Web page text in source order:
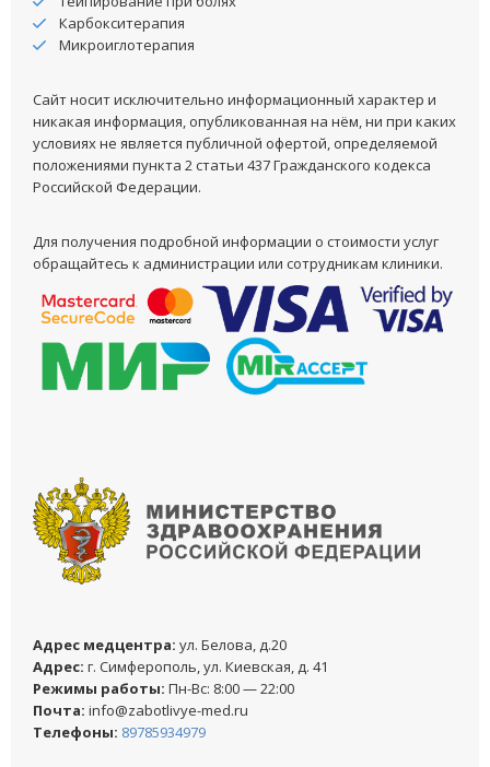
Карбокситерапия
Микроиглотерапия
Сайт носит исключительно информационный характер и
никакая информация, опубликованная на нём, ни при каких
условиях не является публичной офертой, определяемой
положениями пункта 2 статьи 437 Гражданского кодекса
Российской Федерации.
Для получения подробной информации о стоимости услуг
обращайтесь к администрации или сотрудникам клиники.
Адреc медцентра: ул. Белова, д.20
Адреc: г. Симферополь, ул. Киевская, д. 41
Режимы работы: Пн-Вс: 8:00 — 22:00
Почта: info@zabotlivye-med.ru
Телефоны: 89785934979